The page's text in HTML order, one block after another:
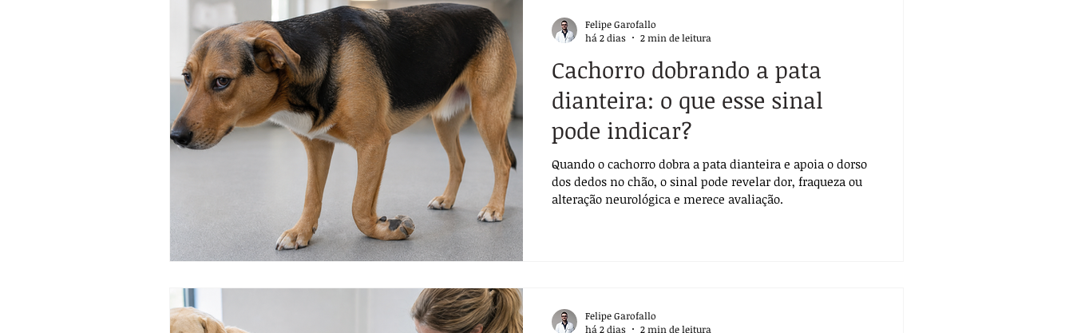
Cachorro dobrando a pata
dianteira: o que esse sinal
pode indicar?
Quando o cachorro dobra a pata dianteira e apoia o dorso
dos dedos no chão, o sinal pode revelar dor, fraqueza ou
alteração neurológica e merece avaliação.
Felipe Garofallo
há 2 dias
2 min de leitura
Felipe Garofallo
há 2 dias
2 min de leitura